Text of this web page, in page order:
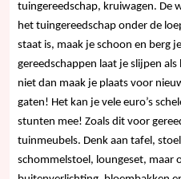
tuingereedschap, kruiwagen. De
het tuingereedschap onder de
staat is, maak je schoon en berg
gereedschappen laat je slijpen
niet dan maak je plaats voor
gaten! Het kan je vele euro’s
stunten mee! Zoals dit voor
tuinmeubels. Denk aan tafel,
schommelstoel, loungeset, maar